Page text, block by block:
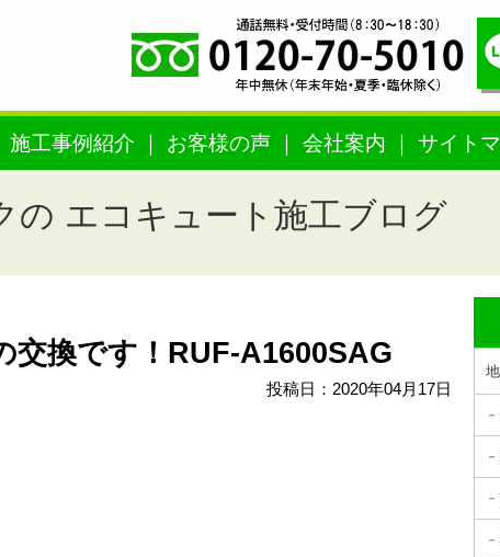
施工事例紹介 お客様の声 会社案内 サイト
の エコキュート施工ブログ
交換です！RUF-A1600SAG
投稿日：2020年04月17日